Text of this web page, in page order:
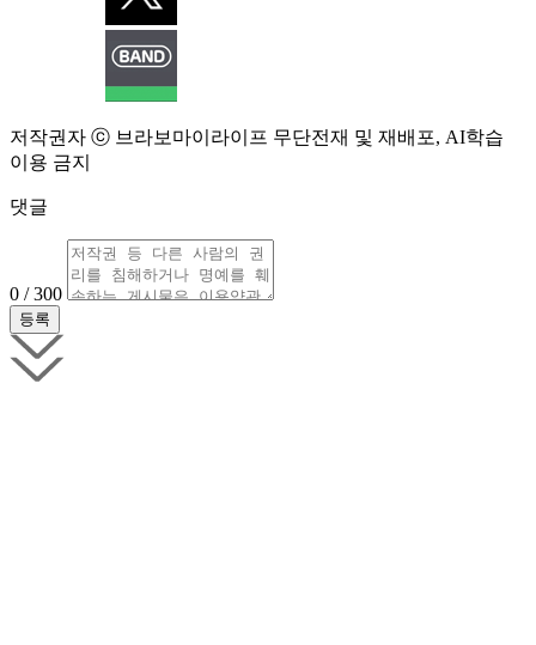
저작권자 ⓒ 브라보마이라이프 무단전재 및 재배포, AI학습
이용 금지
댓글
0 / 300